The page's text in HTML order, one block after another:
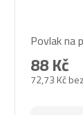
Povlak na
72,73 Kč
88 Kč